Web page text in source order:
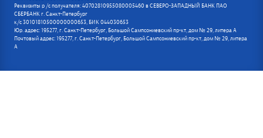
Реквизиты р /с получателя: 40702810955080005460 в СЕВЕРО-ЗАПАДНЫЙ БАНК ПАО
СБЕРБАНК г. Санкт-Петербург
к/с 30101810500000000653, БИК 044030653
Юр. адрес: 195277, г. Санкт-Петербург, Большой Сампсониевский пр-кт, дом № 29, литера А
Почтовый адрес: 195277, г. Санкт-Петербург, Большой Сампсониевский пр-кт, дом № 29, литера
А